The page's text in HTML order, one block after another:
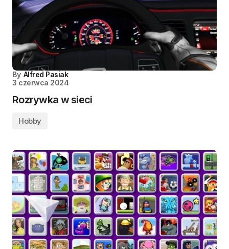
By Alfred Pasiak
3 czerwca 2024
Rozrywka w sieci
Hobby